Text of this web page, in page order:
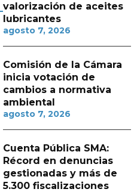
valorización de aceites
lubricantes
agosto 7, 2026
Comisión de la Cámara
inicia votación de
cambios a normativa
ambiental
agosto 7, 2026
Cuenta Pública SMA:
Récord en denuncias
gestionadas y más de
5.300 fiscalizaciones